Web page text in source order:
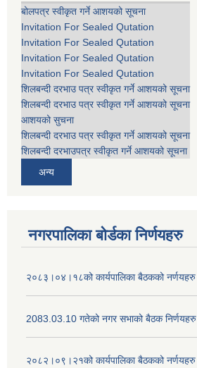
बोलपत्र स्वीकृत गर्ने आशयको सूचना
Invitation For Sealed Qutation
Invitation For Sealed Qutation
Invitation For Sealed Qutation
Invitation For Sealed Qutation
शिलबन्दी दरभाउ पत्र स्वीकृत गर्ने आशयको सूचना
शिलबन्दी दरभाउ पत्र स्वीकृत गर्ने आशयको सूचना
आशयको सुचना
शिलबन्दी दरभाउ पत्र स्वीकृत गर्ने आशयको सूचना
शिलबन्दी दरभाउपत्र स्वीकृत गर्ने आशयको सूचना
अन्य
नगरपालिका बोर्डका निर्णयहरु
२०८३।०४।१८को कार्यपालिका बैठकको नर्णयहरु
2083.03.10 गतेको नगर सभाको बैठक निर्णयहरु
२०८२।०९।२१को कार्यपालिका बैठकको नर्णयहरु